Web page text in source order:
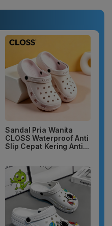
Sandal Pria Wanita
CLOSS Waterproof Anti
Slip Cepat Kering Anti...